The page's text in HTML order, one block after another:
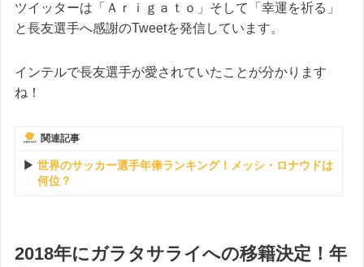
ツイッターは「Ａｒｉｇａｔｏ」そして「幸運を祈る」
と長友選手へ感謝のTweetを発信しています。
インテルで長友選手が愛されていたことが分かります
ね！
関連記事
世界のサッカー選手年俸ランキング！メッシ・ロナウドは
何位？
2018年にガラタサライへの移籍決定！年